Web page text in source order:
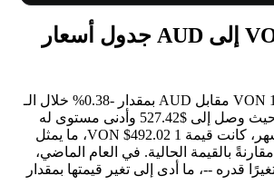
تحويل من VON إلى AUD جدول أسعار
-0.38%
خلال الـ
24 ساعة الماضية، حيث وصل إلى $527.42 وأدنى مستوى له
عند $521.94. قبل شهر، كانت قيمة 1 VON $492.02، ما يمثل
مقارنةً بالقيمة الحالية. في العام الماضي،
--، ما أدى إلى تغير قيمتها بمقدار